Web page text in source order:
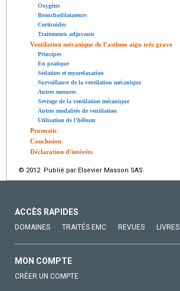
Oxygène
Bronchodilatateurs
Corticoïdes
Traitements adjuvants
Ventilation mécanique de l’asthme aigu très grave
Principes
En pratique
Sédation et myorelaxation
Surveillance de la ventilation mécanique
Autres mesures
Sevrage de la ventilation mécanique
Autres modalités de ventilation
Utilisation de l’hélium
Pronostic
Conclusion
Déclaration d’intérêts
© 2012 Publié par Elsevier Masson SAS.
ACCÈS RAPIDES
DOMAINES TRAITÉS EMC REVUES LIVRES
MON COMPTE
CRÉER UN COMPTE